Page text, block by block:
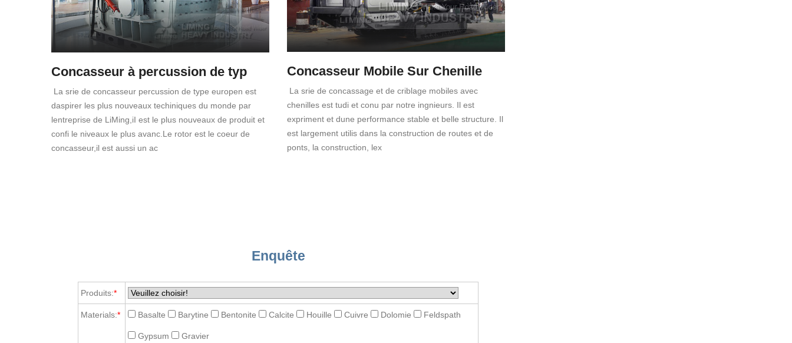
Concasseur à percussion de typ
La srie de concasseur percussion de type europen est
daspirer les plus nouveaux techiniques du monde par
lentreprise de LiMing,iI est le plus nouveaux de produit et
confi le niveaux le plus avanc.Le rotor est le coeur de
concasseur,il est aussi un ac
Concasseur Mobile Sur Chenille
La srie de concassage et de criblage mobiles avec
chenilles est tudi et conu par notre ingnieurs. Il est
expriment et dune performance stable et belle structure. Il
est largement utilis dans la construction de routes et de
ponts, la construction, lex
Enquête
Produits:*
Materials:* Basalte Barytine Bentonite Calcite Houille Cuivre Dolomie Feldspath
Gypsum Gravier